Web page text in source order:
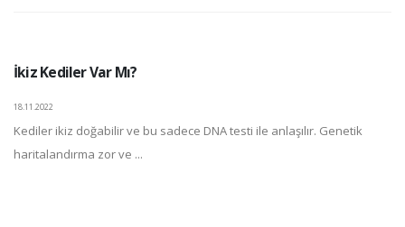
İkiz Kediler Var Mı?
18.11.2022
Kediler ikiz doğabilir ve bu sadece DNA testi ile anlaşılır. Genetik
haritalandırma zor ve ...